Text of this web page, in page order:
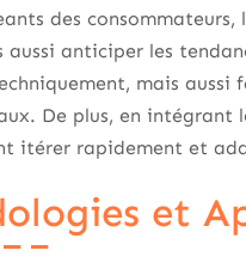
des
aussi anticiper les
mais aussi
De plus, en intégrant
itérer rapidement et
et